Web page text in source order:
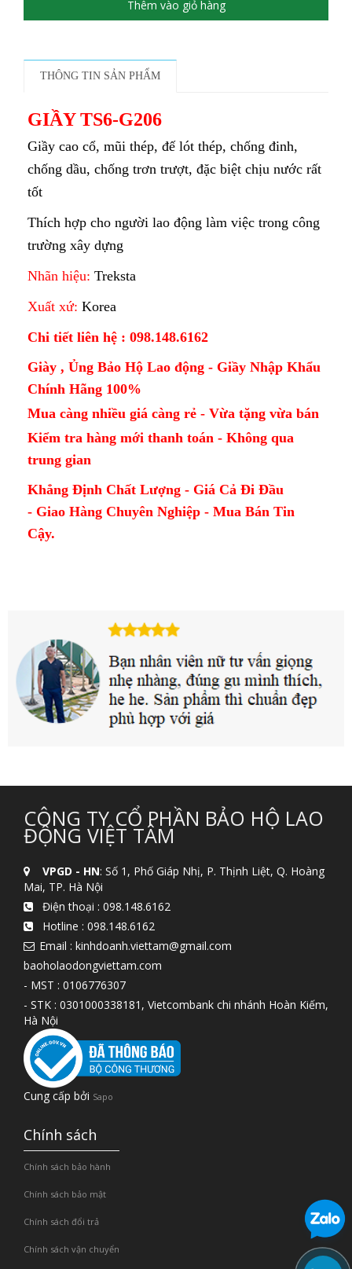
Thêm vào giỏ hàng
THÔNG TIN SẢN PHẨM
GIẦY TS6-G206
Giầy cao cổ, mũi thép, đế lót thép, chống đinh,
chống dầu, chống trơn trượt, đặc biệt chịu nước rất
tốt
Thích hợp cho người lao động làm việc trong công
trường xây dựng
Nhãn hiệu: Treksta
Xuất xứ: Korea
Chi tiết liên hệ : 098.148.6162
Giày , Ủng Bảo Hộ Lao động - Giầy Nhập Khẩu
Chính Hãng 100%
Mua càng nhiều giá càng rẻ - Vừa tặng vừa bán
Kiểm tra hàng mới thanh toán - Không qua
trung gian
Khẳng Định Chất Lượng - Giá Cả Đi Đầu
- Giao Hàng Chuyên Nghiệp - Mua Bán Tin
Cậy.
CÔNG TY CỔ PHẦN BẢO HỘ LAO
ĐỘNG VIỆT TÂM
VPGD - HN: Số 1, Phố Giáp Nhị, P. Thịnh Liệt, Q. Hoàng
Mai, TP. Hà Nội
Điện thoại : 098.148.6162
Hotline : 098.148.6162
Email : kinhdoanh.viettam@gmail.com
baoholaodongviettam.com
- MST : 0106776307
- STK : 0301000338181, Vietcombank chi nhánh Hoàn Kiếm,
Hà Nội
Cung cấp bởi Sapo
Chính sách
Chính sách bảo hành
Chính sách bảo mật
Chính sách đổi trả
Chính sách vận chuyển